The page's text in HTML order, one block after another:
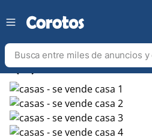
chevron_leftchevron_right